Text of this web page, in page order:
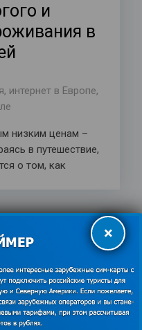
и
в
, интернет в Европе,
низким ценам –
в путешествие,
о том, как
о чем
×